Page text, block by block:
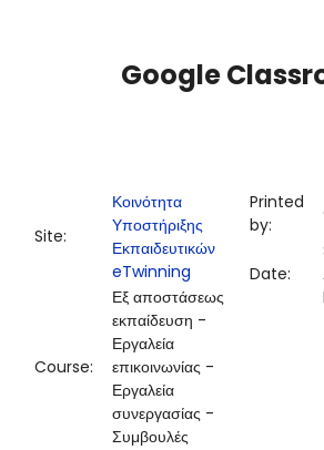
Google
Site:
Κοινότητα
Υποστήριξης
Εκπαιδευτικών
eTwinning
Course:
Εξ αποστάσεως
εκπαίδευση -
Εργαλεία
επικοινωνίας -
Εργαλεία
συνεργασίας -
Συμβουλές
Printed
by:
Date: